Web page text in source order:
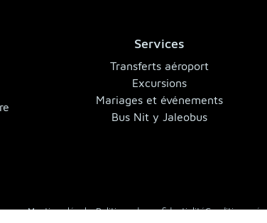
Services
Transferts aéroport
Excursions
Mariages et événements
Bus Nit y Jaleobus
Mentions légalesPolitique de confidentialitéConditions